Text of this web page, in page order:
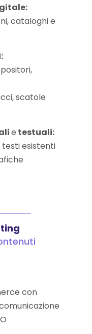
cataloghi e
scatole
e testuali:
testi esistenti
con